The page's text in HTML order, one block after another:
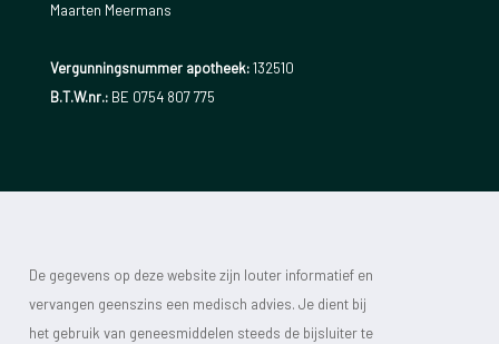
Maarten Meermans
Vergunningsnummer apotheek:132510
B.T.W.nr.:BE 0754 807 775
De gegevens op deze website zijn louter informatief en
vervangen geenszins een medisch advies. Je dient bij
het gebruik van geneesmiddelen steeds de bijsluiter te